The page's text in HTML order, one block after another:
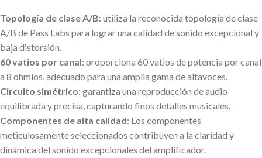
Topología de clase A/B: utiliza la reconocida topología de clase
A/B de Pass Labs para lograr una calidad de sonido excepcional y
baja distorsión.
60 vatios por canal: proporciona 60 vatios de potencia por canal
a 8 ohmios, adecuado para una amplia gama de altavoces.
Circuito simétrico: garantiza una reproducción de audio
equilibrada y precisa, capturando finos detalles musicales.
Componentes de alta calidad: Los componentes
meticulosamente seleccionados contribuyen a la claridad y
dinámica del sonido excepcionales del amplificador.